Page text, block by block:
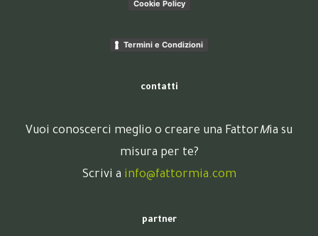
Cookie Policy
Termini e Condizioni
contatti
Vuoi conoscerci meglio o creare una FattorMia su
misura per te?
Scrivi a info@fattormia.com
partner